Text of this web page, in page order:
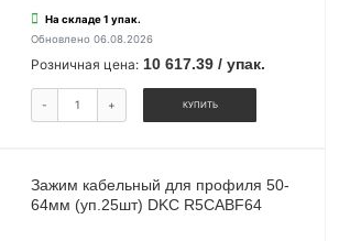
На складе 1 упак.
Обновлено 06.08.2026
Розничная цена: 10 617.39 / упак.
- + КУПИТЬ
Зажим кабельный для профиля 50-
64мм (уп.25шт) DKC R5CABF64